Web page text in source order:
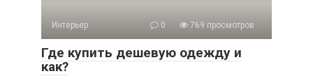
Интерьер 0 769 просмотров
Где купить дешевую одежду и
как?